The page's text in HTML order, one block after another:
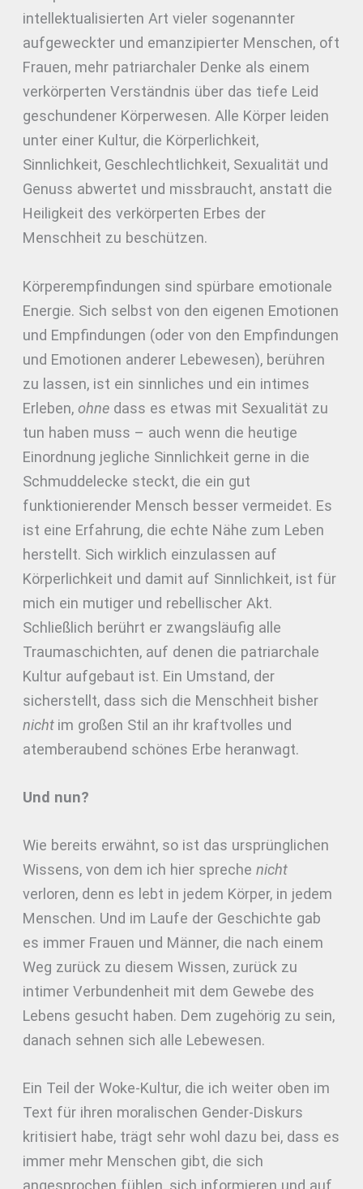
intellektualisierten Art vieler sogenannter
aufgeweckter und emanzipierter Menschen, oft
Frauen, mehr patriarchaler Denke als einem
verkörperten Verständnis über das tiefe Leid
geschundener Körperwesen. Alle Körper leiden
unter einer Kultur, die Körperlichkeit,
Sinnlichkeit, Geschlechtlichkeit, Sexualität und
Genuss abwertet und missbraucht, anstatt die
Heiligkeit des verkörperten Erbes der
Menschheit zu beschützen.
Körperempfindungen sind spürbare emotionale
Energie. Sich selbst von den eigenen Emotionen
und Empfindungen (oder von den Empfindungen
und Emotionen anderer Lebewesen), berühren
zu lassen, ist ein sinnliches und ein intimes
Erleben,ohne dass es etwas mit Sexualität zu
tun haben muss – auch wenn die heutige
Einordnung jegliche Sinnlichkeit gerne in die
Schmuddelecke steckt, die ein gut
funktionierender Mensch besser vermeidet. Es
ist eine Erfahrung, die echte Nähe zum Leben
herstellt. Sich wirklich einzulassen auf
Körperlichkeit und damit auf Sinnlichkeit, ist für
mich ein mutiger und rebellischer Akt.
Schließlich berührt er zwangsläufig alle
Traumaschichten, auf denen die patriarchale
Kultur aufgebaut ist. Ein Umstand, der
sicherstellt, dass sich die Menschheit bisher
nicht im großen Stil an ihr kraftvolles und
atemberaubend schönes Erbe heranwagt.
Und nun?
Wie bereits erwähnt, so ist das ursprünglichen
Wissens, von dem ich hier sprechenicht
verloren, denn es lebt in jedem Körper, in jedem
Menschen. Und im Laufe der Geschichte gab
es immer Frauen und Männer, die nach einem
Weg zurück zu diesem Wissen, zurück zu
intimer Verbundenheit mit dem Gewebe des
Lebens gesucht haben. Dem zugehörig zu sein,
danach sehnen sich alle Lebewesen.
Ein Teil der Woke-Kultur, die ich weiter oben im
Text für ihren moralischen Gender-Diskurs
kritisiert habe, trägt sehr wohl dazu bei, dass es
immer mehr Menschen gibt, die sich
angesprochen fühlen, sich informieren und auf